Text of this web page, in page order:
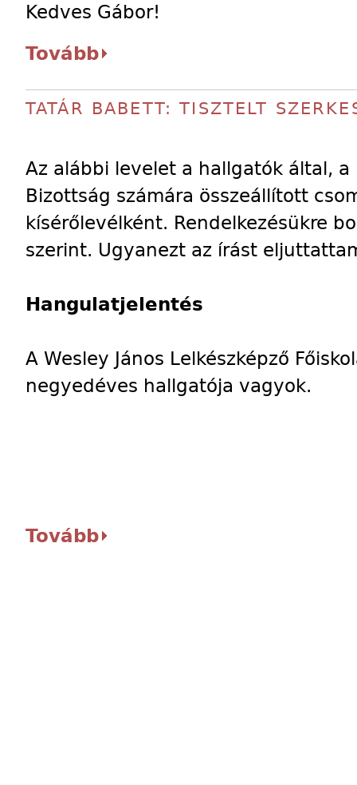
Kedves Gábor!
Tovább
TATÁR BABETT: TISZTELT
Az alábbi levelet a hallgatók által, a
Bizottság számára összeállított
kísérőlevélként. Rendelkezésükre
szerint. Ugyanezt az írást
Hangulatjelentés
A Wesley János Lelkészképző
negyedéves hallgatója vagyok.
Tovább